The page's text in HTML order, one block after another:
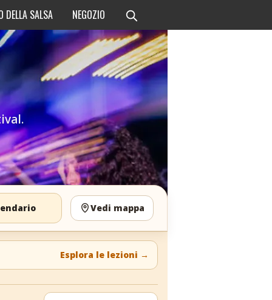
DELLA SALSA NEGOZIO
Vedi mappa
Esplora le lezioni →